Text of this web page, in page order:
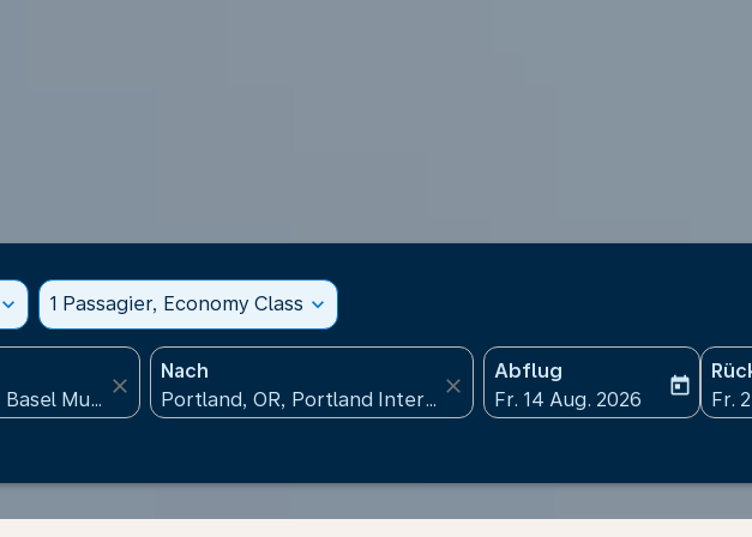
expand_more 1 Passagier, Economy Class expand_more
close
Nach
close
Abflug
fc-booking-departure-
Fr. 14 Aug. 2026
today
fc-
Fr.